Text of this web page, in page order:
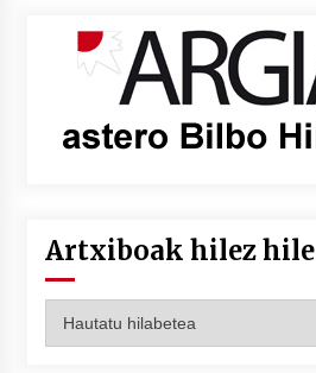
Artxiboak hilez hile
hilez